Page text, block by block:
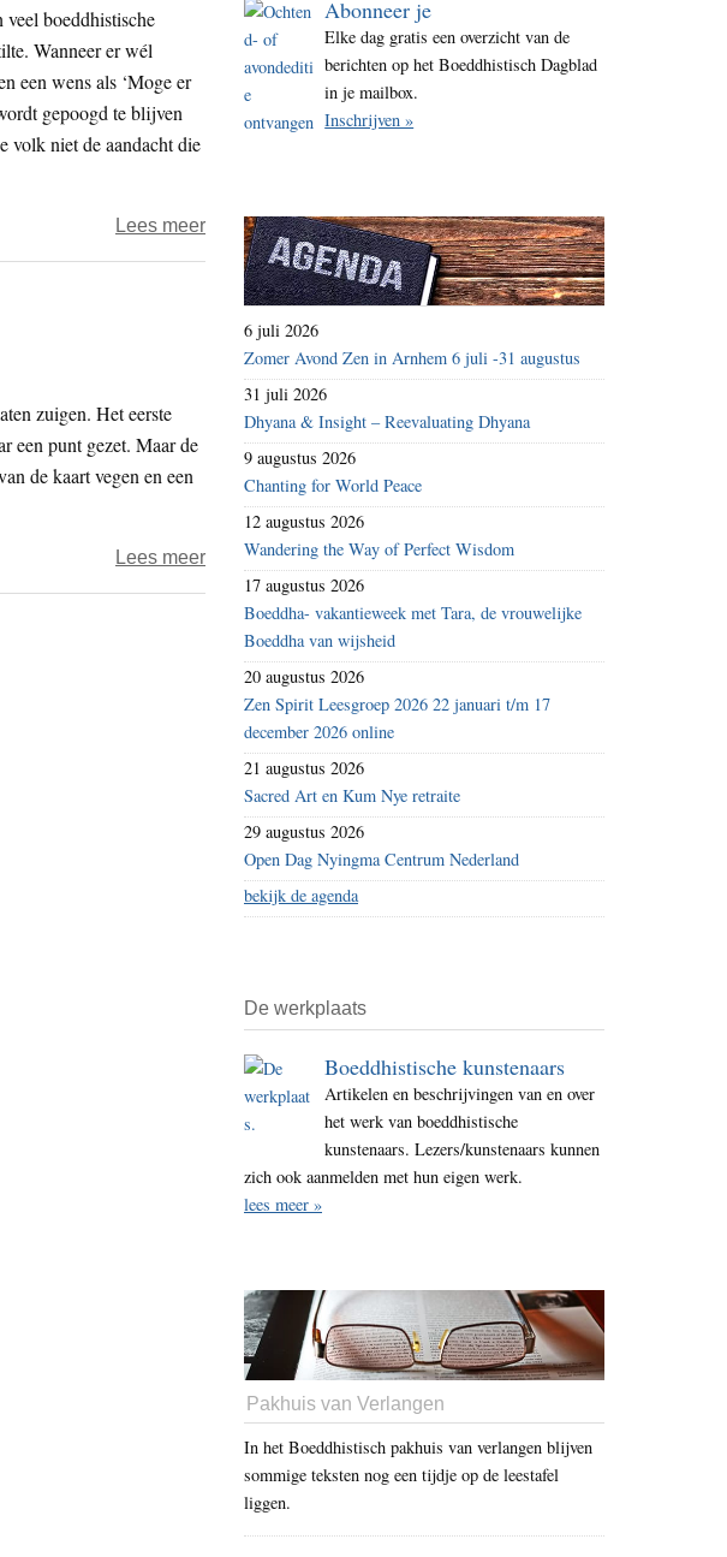
i
t
boeddhistische
Wanneer er wél
een wens als ‘Moge er
gepoogd te blijven
volk niet de aandacht die
Lees meerover
Boeddhisme
machteloosheid
mededogen
zuigen. Het eerste
een punt gezet. Maar de
de kaart vegen en een
Lees meerover
Jules
Voortmodderen
Gaza
Abonneer je
Elke dag gratis een overzicht van de
berichten op het Boeddhistisch Dagblad
in je mailbox.
Inschrijven »
6 juli 2026
Zomer Avond Zen in Arnhem 6 juli -31 augustus
31 juli 2026
Dhyana & Insight – Reevaluating Dhyana
9 augustus 2026
Chanting for World Peace
12 augustus 2026
Wandering the Way of Perfect Wisdom
17 augustus 2026
Boeddha- vakantieweek met Tara, de vrouwelijke
Boeddha van wijsheid
20 augustus 2026
Zen Spirit Leesgroep 2026 22 januari t/m 17
december 2026 online
21 augustus 2026
Sacred Art en Kum Nye retraite
29 augustus 2026
Open Dag Nyingma Centrum Nederland
bekijk de agenda
De werkplaats
Boeddhistische kunstenaars
Artikelen en beschrijvingen van en over
het werk van boeddhistische
kunstenaars. Lezers/kunstenaars kunnen
zich ook aanmelden met hun eigen werk.
lees meer »
Pakhuis van Verlangen
In het Boeddhistisch pakhuis van verlangen blijven
sommige teksten nog een tijdje op de leestafel
liggen.